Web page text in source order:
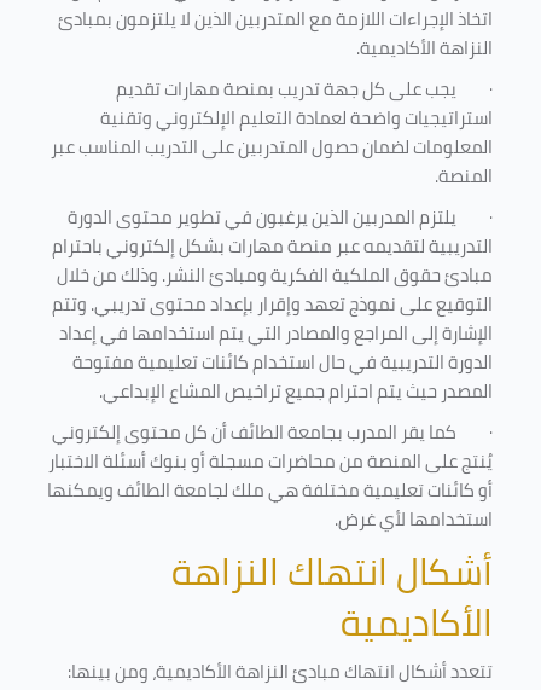
اتخاذ الإجراءات اللازمة مع المتدربين الذين لا يلتزمون بمبادئ
النزاهة الأكاديمية.
· يجب على كل جهة تدريب بمنصة مهارات تقديم
استراتيجيات واضحة لعمادة التعليم الإلكتروني وتقنية
المعلومات لضمان حصول المتدربين على التدريب المناسب عبر
المنصة.
· يلتزم المدربين الذين يرغبون في تطوير محتوى الدورة
التدريبية لتقديمه عبر منصة مهارات بشكل إلكتروني باحترام
مبادئ حقوق الملكية الفكرية ومبادئ النشر. وذلك من خلال
التوقيع على نموذج تعهد وإقرار بإعداد محتوى تدريبي. وتتم
الإشارة إلى المراجع والمصادر التي يتم استخدامها في إعداد
الدورة التدريبية في حال استخدام كائنات تعليمية مفتوحة
المصدر حيث يتم احترام جميع تراخيص المشاع الإبداعي.
· كما يقر المدرب بجامعة الطائف أن كل محتوى إلكتروني
يُنتج على المنصة من محاضرات مسجلة أو بنوك أسئلة الاختبار
أو كائنات تعليمية مختلفة هي ملك لجامعة الطائف ويمكنها
استخدامها لأي غرض.
أشكال انتهاك النزاهة
الأكاديمية
تتعدد أشكال انتهاك مبادئ النزاهة الأكاديمية، ومن بينها: